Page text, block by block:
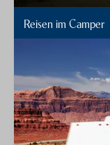
Reisen im Camper